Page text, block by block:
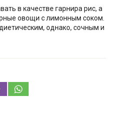
в качестве гарнира рис, а
овощи с лимонным соком.
однако, сочным и